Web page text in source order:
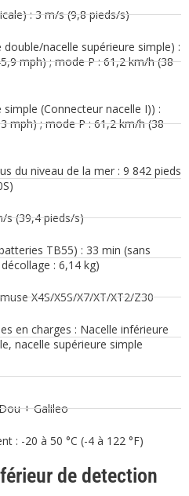
: 3 m/s (9,8 pieds/s)
nacelle supérieure simple) :
mph) ; mode P : 61,2 km/h (38
(Connecteur nacelle I)) :
mph) ; mode P : 61,2 km/h (38
du niveau de la mer : 9 842 pieds
s (39,4 pieds/s)
TB55) : 33 min (sans
: 6,14 kg)
X4S/X5S/X7/XT/XT2/Z30
en charges : Nacelle inférieure
nacelle supérieure simple
+ Galileo
: -20 à 50 °C (-4 à 122 °F)
de detection